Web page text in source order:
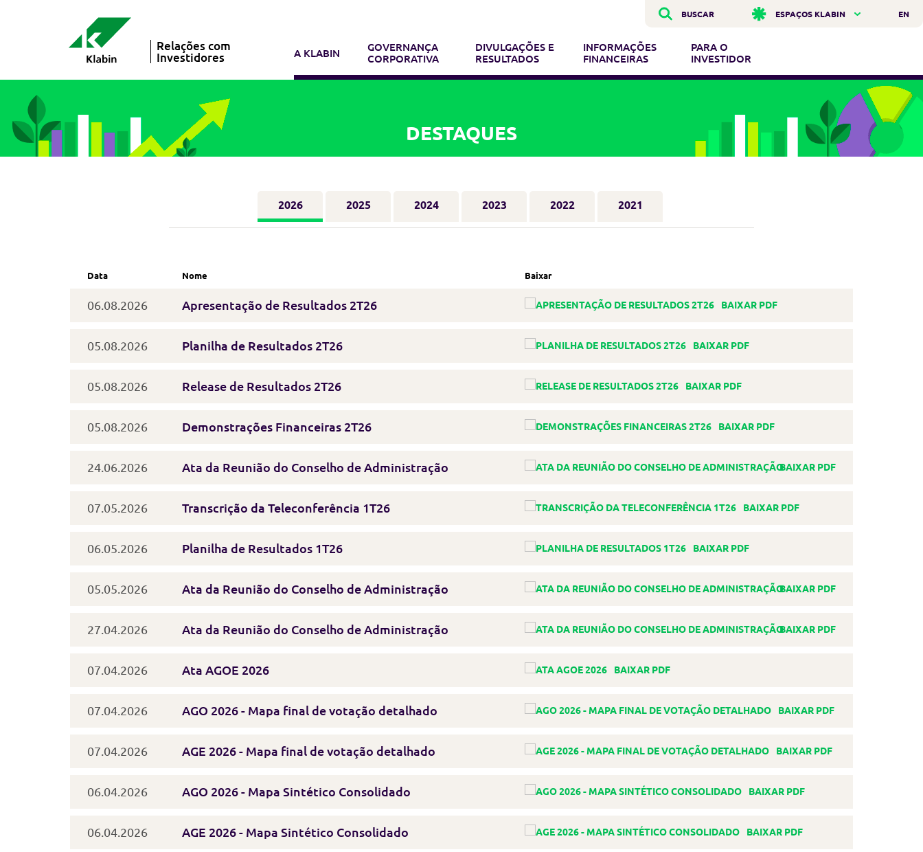
Relações com
Investidores
BUSCAR ESPAÇOS KLABIN EN
A KLABIN
GOVERNANÇA
CORPORATIVA
DIVULGAÇÕES E
RESULTADOS
INFORMAÇÕES
FINANCEIRAS
PARA O
INVESTIDOR
DESTAQUES
2026 2025 2024 2023 2022 2021
Data Nome Baixar
06.08.2026 Apresentação de Resultados 2T26 BAIXAR PDF
05.08.2026 Planilha de Resultados 2T26 BAIXAR PDF
05.08.2026 Release de Resultados 2T26 BAIXAR PDF
05.08.2026 Demonstrações Financeiras 2T26 BAIXAR PDF
24.06.2026 Ata da Reunião do Conselho de Administração BAIXAR PDF
07.05.2026 Transcrição da Teleconferência 1T26 BAIXAR PDF
06.05.2026 Planilha de Resultados 1T26 BAIXAR PDF
05.05.2026 Ata da Reunião do Conselho de Administração BAIXAR PDF
27.04.2026 Ata da Reunião do Conselho de Administração BAIXAR PDF
07.04.2026 Ata AGOE 2026 BAIXAR PDF
07.04.2026 AGO 2026 - Mapa final de votação detalhado BAIXAR PDF
07.04.2026 AGE 2026 - Mapa final de votação detalhado BAIXAR PDF
06.04.2026 AGO 2026 - Mapa Sintético Consolidado BAIXAR PDF
06.04.2026 AGE 2026 - Mapa Sintético Consolidado BAIXAR PDF